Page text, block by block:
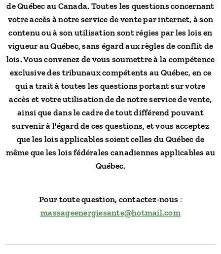
de Québec au Canada. Toutes les questions concernant
votre accès à notre service de vente par internet, à son
contenu ou à son utilisation sont régies par les lois en
vigueur au Québec, sans égard aux règles de conflit de
lois. Vous convenez de vous soumettre à la compétence
exclusive des tribunaux compétents au Québec, en ce
qui a trait à toutes les questions portant sur votre
accès et votre utilisation de de notre service de vente,
ainsi que dans le cadre de tout différend pouvant
survenir à l'égard de ces questions, et vous acceptez
que les lois applicables soient celles du Québec de
même que les lois fédérales canadiennes applicables au
Québec.
Pour toute question, contactez-nous :
massageenergiesante@hotmail.com